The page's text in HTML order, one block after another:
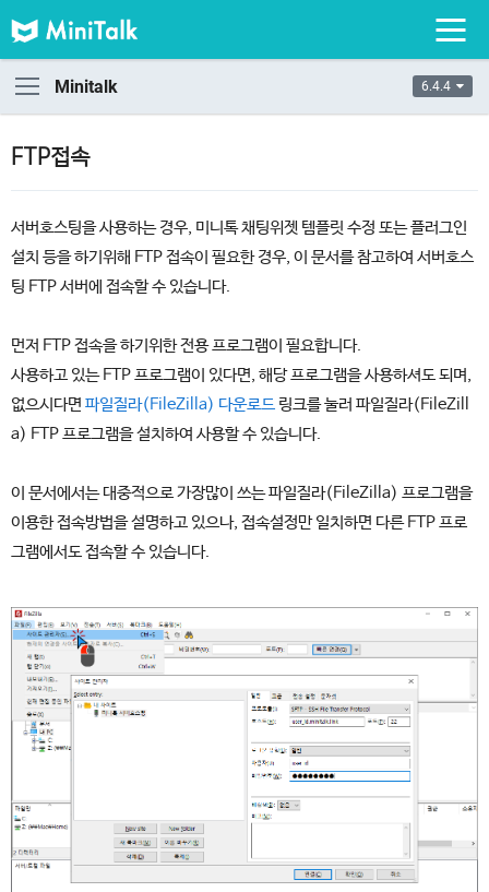
Minitalk 6.4.4
FTP접속
서버호스팅을 사용하는 경우, 미니톡 채팅위젯 템플릿 수정 또는 플러그인
설치 등을 하기위해 FTP 접속이 필요한 경우, 이 문서를 참고하여 서버호스
팅 FTP 서버에 접속할 수 있습니다.
먼저 FTP 접속을 하기위한 전용 프로그램이 필요합니다.
사용하고 있는 FTP 프로그램이 있다면, 해당 프로그램을 사용하셔도 되며,
없으시다면 파일질라(FileZilla) 다운로드 링크를 눌러 파일질라(FileZill
a) FTP 프로그램을 설치하여 사용할 수 있습니다.
이 문서에서는 대중적으로 가장많이 쓰는 파일질라(FileZilla) 프로그램을
이용한 접속방법을 설명하고 있으나, 접속설정만 일치하면 다른 FTP 프로
그램에서도 접속할 수 있습니다.